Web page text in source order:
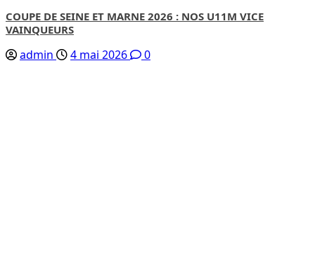
COUPE DE SEINE ET MARNE 2026 : NOS U11M VICE
VAINQUEURS
admin 4 mai 2026 0